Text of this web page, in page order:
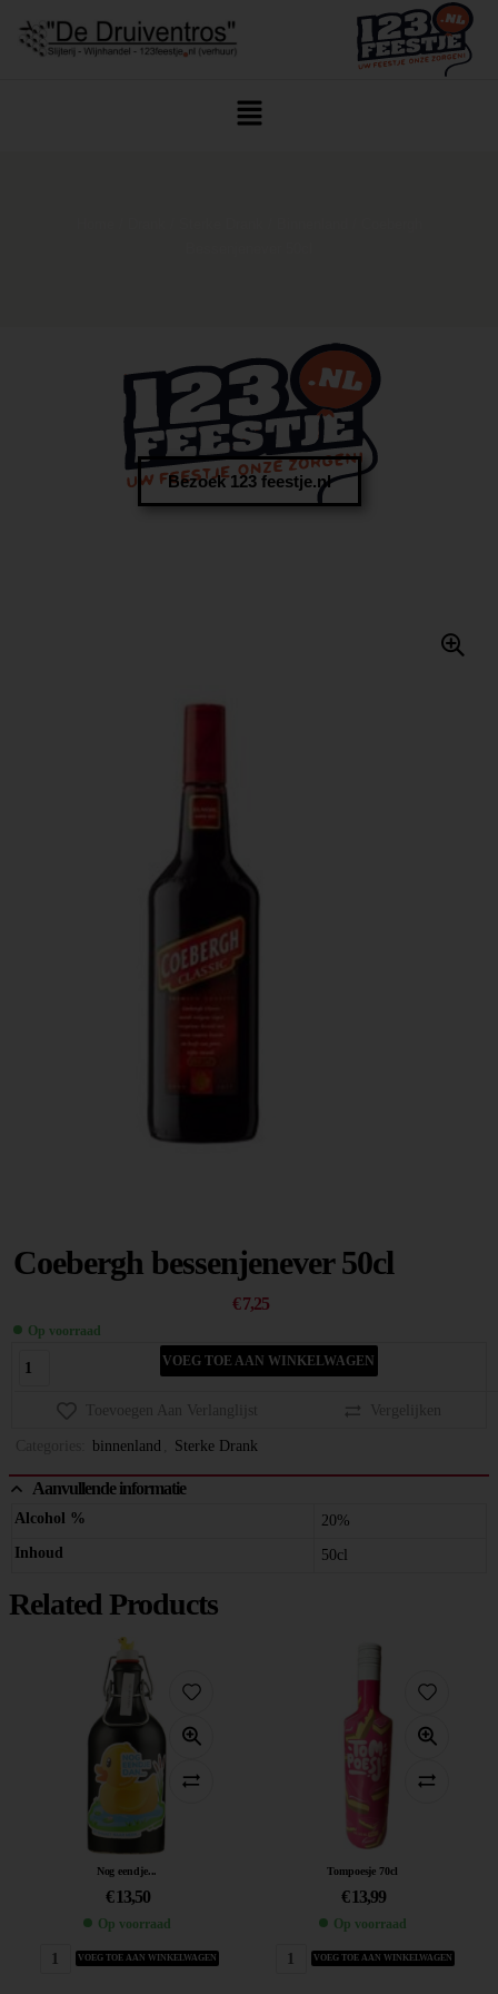
Bezoek 123 feestje.nl
Coebergh bessenjenever 50cl
€ 7,25
Op voorraad
VOEG TOE AAN WINKELWAGEN
Toevoegen Aan Verlanglijst Vergelijken
binnenland Sterke Drank
Aanvullende informatie
Alcohol %
20%
Inhoud
50cl
Related Products
Nog eendje...
€13,50
Op voorraad
VOEG TOE AAN WINKELWAGEN
Tompoesje 70cl
€13,99
Op voorraad
VOEG TOE AAN WINKELWAGEN